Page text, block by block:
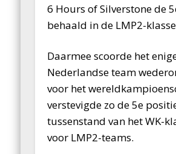
6 Hours of Silverstone de
behaald in de LMP2-
Daarmee scoorde het
Nederlandse team
voor het
verstevigde zo de 5e
tussenstand van het WK-
voor LMP2-teams.